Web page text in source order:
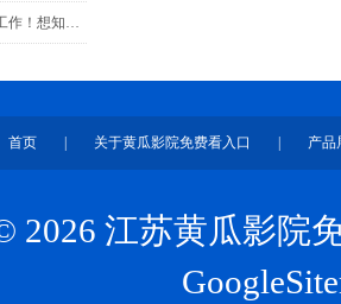
威力巴流量计投运前的准备工作！想知道吗？
首页 关于黄瓜影院免费看入口 产品
2026 江苏黄瓜影院